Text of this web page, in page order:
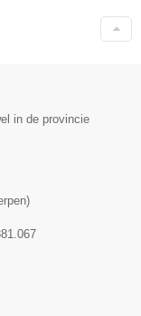
in de provincie
)